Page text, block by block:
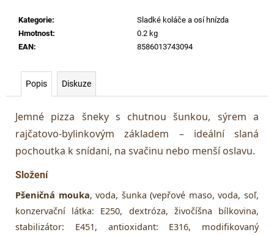
Kategorie:
Sladké koláče a osí hnízda
Hmotnost:
0.2 kg
EAN: 8586013743094
Popis Diskuze
Jemné pizza šneky s chutnou šunkou, sýrem a
rajčatovo-bylinkovým základem – ideální slaná
pochoutka k snídani, na svačinu nebo menší oslavu.
Složení
Pšeničná mouka, voda, šunka (vepřové maso, voda, soľ,
konzervační látka: E250, dextróza, živočíšna bílkovina,
stabilizátor: E451, antioxidant: E316, modifikovaný